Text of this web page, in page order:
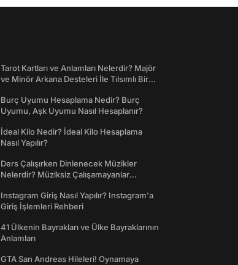
Tarot Kartları ve Anlamları Nelerdir? Majör
ve Minör Arkana Desteleri İle Tılsımlı Bir
Burç Uyumu Hesaplama Nedir? Burç
Uyumu, Aşk Uyumu Nasıl Hesaplanır?
İdeal Kilo Nedir? İdeal Kilo Hesaplama
Nasıl Yapılır?
Ders Çalışırken Dinlenecek Müzikler
Nelerdir? Müziksiz Çalışamayanlar
Instagram Giriş Nasıl Yapılır? Instagram'a
Giriş İşlemleri Rehberi
41 Ülkenin Bayrakları ve Ülke Bayraklarının
Anlamları
GTA San Andreas Hileleri! Oynamaya